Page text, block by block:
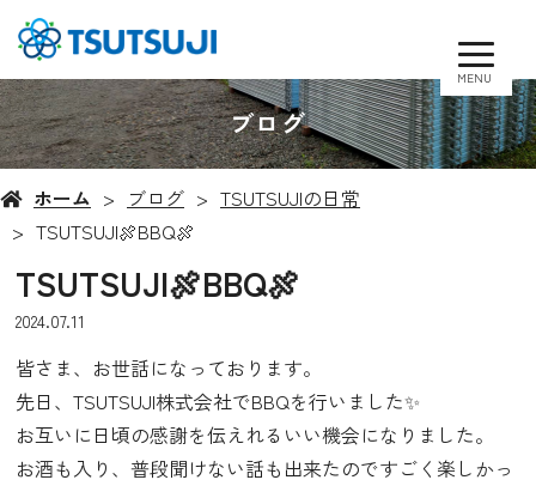
MENU
ブログ
ホーム ブログ
TSUTSUJIの日常
TSUTSUJI🍖BBQ🍖
TSUTSUJI🍖BBQ🍖
2024.07.11
皆さま、お世話になっております。
先日、TSUTSUJI株式会社でBBQを行いました✨
お互いに日頃の感謝を伝えれるいい機会になりました。
お酒も入り、普段聞けない話も出来たのですごく楽しかっ